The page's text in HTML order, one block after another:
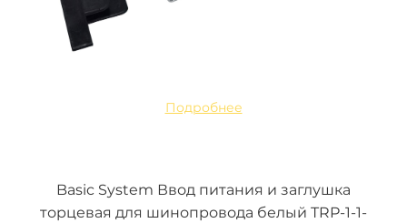
Подробнее
Basic System Ввод питания и заглушка
торцевая для шинопровода белый TRP-1-1-